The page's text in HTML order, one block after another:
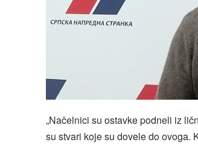
„Načelnici su ostavke podneli iz
su stvari koje su dovele do ovoga.